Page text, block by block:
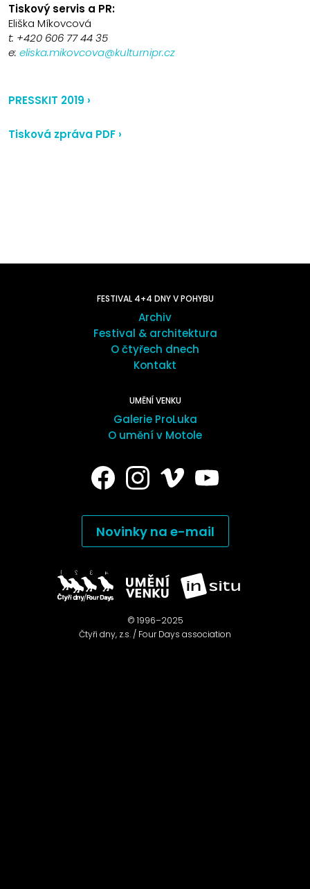
Tiskový servis a PR:
Eliška Míkovcová
t: +420 606 77 44 35
e: eliska.mikovcova@kulturnipr.cz
PRESSKIT 2019 ›
Tisková zpráva PDF ›
FESTIVAL 4+4 DNY V POHYBU
Archiv
Festival & architektura
O čtyřech dnech
Kontakt
UMĚNÍ VENKU
Galerie ProLuka
O umění v Motole
Novinky na e-mail
© 1996–2025
Čtyři dny, z.s. / Four Days association